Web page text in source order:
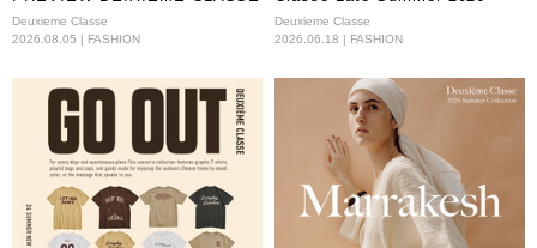
Deuxieme Classe
2026.08.05 | FASHION
Deuxieme Classe
2026.06.18 | FASHION